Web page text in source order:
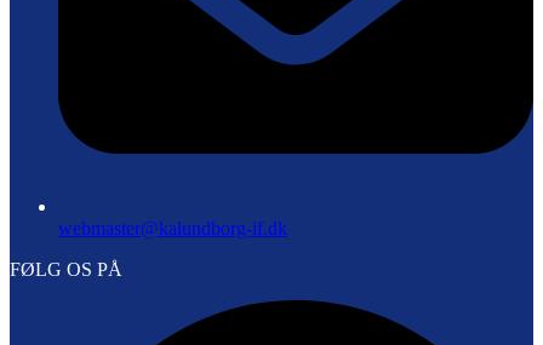
webmaster@kalundborg-if.dk
FØLG OS PÅ